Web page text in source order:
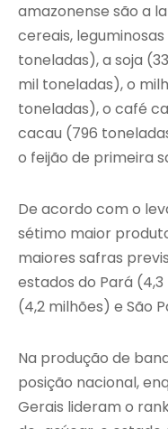
amazonense são a
cereais,
toneladas), a soja
mil toneladas), o
toneladas), o café
cacau (796
o feijão de primeira
De acordo com o
sétimo maior
maiores safras
estados do Pará
(4,2 milhões) e São
Na produção de
posição nacional,
Gerais lideram o